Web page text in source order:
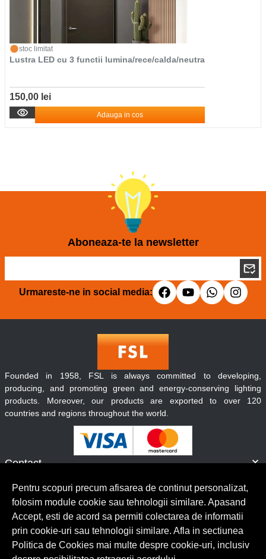
stoc limitat
Lustra LED cu 3 functii lumina/rece/calda/neutra
150,00 lei
Adauga in cos
Aboneaza-te la newsletter
Urmareste-ne in social media:
Contact
Servicii clienti
Founded in 1958, FSL is always committed to developing,
producing, and promoting green and energy-conserving lighting
products. Moreover, our products are exported to over 120
countries and regions throughout the world.
© Copyright 2026 Lumilux. Toate drepturile rezervate.
Pentru scopuri precum afisarea de continut personalizat,
folosim module cookie sau tehnologii similare. Apasand
Accept, esti de acord sa permiti colectarea de informatii
prin cookie-uri sau tehnologii similare. Afla in sectiunea
Politica de Cookies mai multe despre cookie-uri, inclusiv